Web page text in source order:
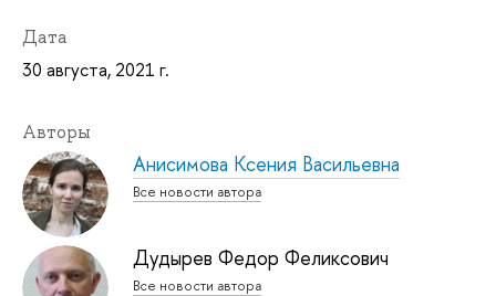
Дата
30 августа, 2021 г.
Авторы
Анисимова Ксения Васильевна
Все новости автора
Дудырев Федор Феликсович
Все новости автора